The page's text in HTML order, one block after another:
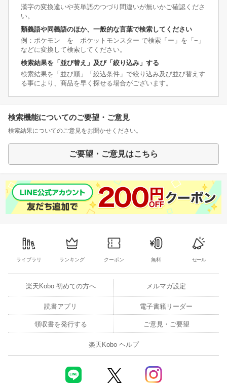
漢字の変換違いや英単語のつづり間違いが無いかご確認くださ
い。
類義語や同義語のほか、一般的な言葉で検索してください
例：ポケモン を ポケットモンスター で検索「ー」を「−」
などに変換して検索してください。
検索結果を「並び替え」及び「絞り込み」する
検索結果を「並び順」「絞込条件」で絞り込み及び並び替えす
る事により、商品を早く探せる場合がございます。
検索機能についてのご要望・ご意見
検索結果についてのご意見をお聞かせください。
ご要望・ご意見はこちら
ライブラリ ランキング クーポン 無料 セール
楽天Kobo 初めての方へ メルマガ設定
読書アプリ 電子書籍リーダー
領収書を発行する ご意見・ご要望
楽天Kobo ヘルプ